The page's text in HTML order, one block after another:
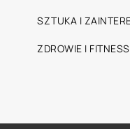
SZTUKA I
ZDROWIE I FITNESS